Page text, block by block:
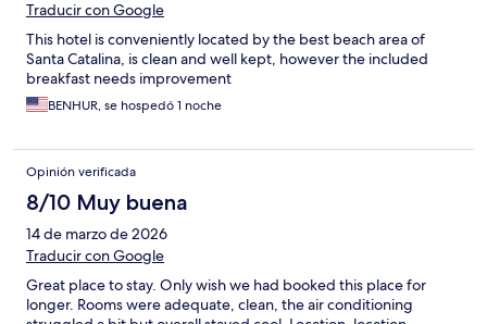
Traducir con Google
This hotel is conveniently located by the best beach area of
Santa Catalina, is clean and well kept, however the included
breakfast needs improvement
BENHUR, se hospedó 1 noche
Opinión verificada
8/10 Muy buena
14 de marzo de 2026
Traducir con Google
Great place to stay. Only wish we had booked this place for
longer. Rooms were adequate, clean, the air conditioning